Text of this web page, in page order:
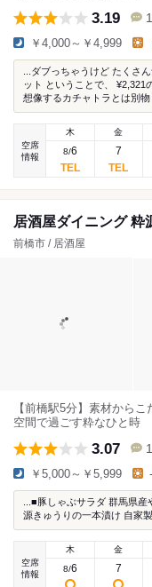
3.19
￥4,000～￥4,999
...ダブっちゃうけど たくさ
ット ということで、 ¥2,321
想像するカチャトラとは別物
空席
情報
木
8/6
金
7
居酒屋ダイニング 粋
前橋市 / 居酒屋
【前橋駅5分】素材から
空間で過ごす粋なひと時
3.07
￥5,000～￥5,999 -
...■豚しゃぶサラダ 群馬県
源きゅうりの一本漬け 自家製
空席
情報
木
8/6
金
7